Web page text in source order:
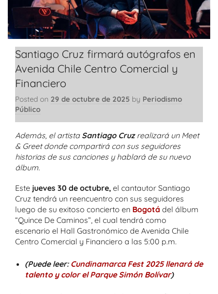
Santiago Cruz firmará autógrafos en
Avenida Chile Centro Comercial y
Financiero
Posted on 29 de octubre de 2025 by Periodismo
Público
Además, el artista Santiago Cruzrealizará un Meet
& Greet donde compartirá con sus seguidores
historias de sus canciones y hablará de su nuevo
álbum.
Este jueves 30 de octubre, el cantautor Santiago
Cruz tendrá un reencuentro con sus seguidores
luego de su exitoso concierto en Bogotá del álbum
“Quince De Caminos”, el cual tendrá como
escenario el Hall Gastronómico de Avenida Chile
Centro Comercial y Financiero a las 5:00 p.m.
(Puede leer: Cundinamarca Fest 2025 llenará de
talento y color el Parque Simón Bolívar)